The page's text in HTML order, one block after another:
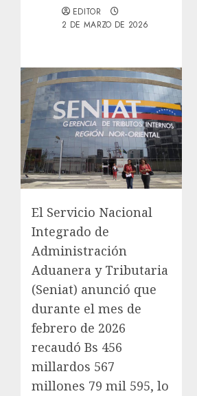
EDITOR
2 DE MARZO DE 2026
El Servicio Nacional
Integrado de
Administración
Aduanera y Tributaria
(Seniat) anunció que
durante el mes de
febrero de 2026
recaudó Bs 456
millardos 567
millones 79 mil 595, lo